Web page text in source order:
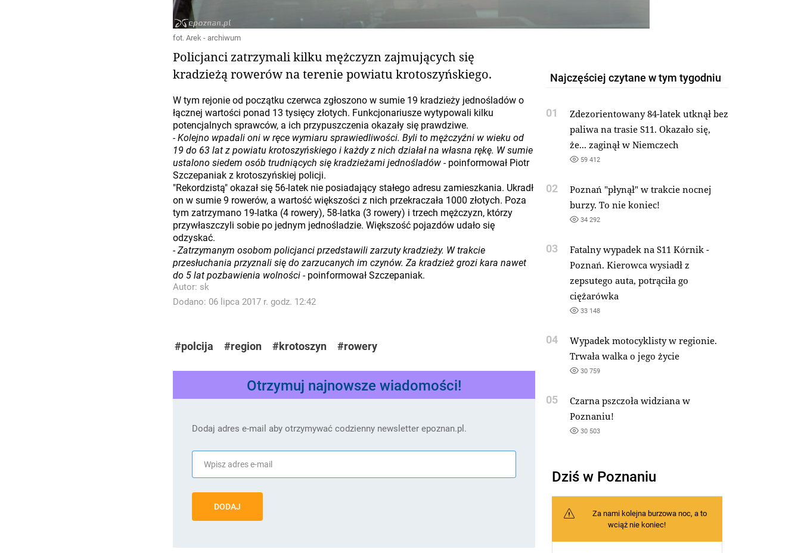
fot. Arek - archiwum
Policjanci zatrzymali kilku mężczyzn zajmujących się
kradzieżą rowerów na terenie powiatu krotoszyńskiego.
W tym rejonie od początku czerwca zgłoszono w sumie 19 kradzieży jednośladów o
łącznej wartości ponad 13 tysięcy złotych. Funkcjonariusze wytypowali kilku
potencjalnych sprawców, a ich przypuszczenia okazały się prawdziwe.
- Kolejno wpadali oni w ręce wymiaru sprawiedliwości. Byli to mężczyźni w wieku od
19 do 63 lat z powiatu krotoszyńskiego i każdy z nich działał na własna rękę. W sumie
ustalono siedem osób trudniących się kradzieżami jednośladów - poinformował Piotr
Szczepaniak z krotoszyńskiej policji.
"Rekordzistą" okazał się 56-latek nie posiadający stałego adresu zamieszkania. Ukradł
on w sumie 9 rowerów, a wartość większości z nich przekraczała 1000 złotych. Poza
tym zatrzymano 19-latka (4 rowery), 58-latka (3 rowery) i trzech mężczyzn, którzy
przywłaszczyli sobie po jednym jednośladzie. Większość pojazdów udało się
odzyskać.
-Zatrzymanym osobom policjanci przedstawili zarzuty kradzieży. W trakcie
przesłuchania przyznali się do zarzucanych im czynów. Za kradzież grozi kara nawet
do 5 lat pozbawienia wolności -poinformował Szczepaniak.
Autor: sk
Dodano: 06 lipca 2017 r. godz. 12:42
#polcija #region #krotoszyn #rowery
Otrzymuj najnowsze wiadomości!
Dodaj adres e-mail aby otrzymywać codzienny newsletter epoznan.pl.
DODAJ
Najczęściej czytane w tym tygodniu
01
Zdezorientowany 84-latek utknął bez
paliwa na trasie S11. Okazało się,
że... zaginął w Niemczech
59 412
02
Poznań "płynął" w trakcie nocnej
burzy. To nie koniec!
34 292
03
Fatalny wypadek na S11 Kórnik -
Poznań. Kierowca wysiadł z
zepsutego auta, potrąciła go
ciężarówka
33 148
04
Wypadek motocyklisty w regionie.
Trwała walka o jego życie
30 759
05
Czarna pszczoła widziana w
Poznaniu!
30 503
Dziś w Poznaniu
Za nami kolejna burzowa noc, a to
wciąż nie koniec!